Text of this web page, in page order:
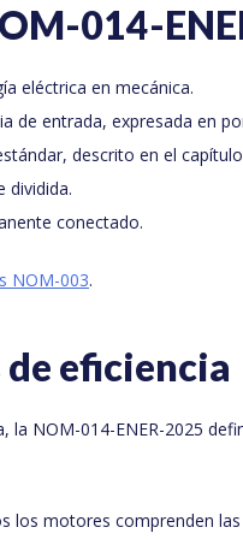
014-
eléctrica en mecánica.
de entrada, expresada en
descrito en el
dividida.
conectado.
NOM-003.
eficiencia
NOM-014-ENER-2025
los motores comprenden